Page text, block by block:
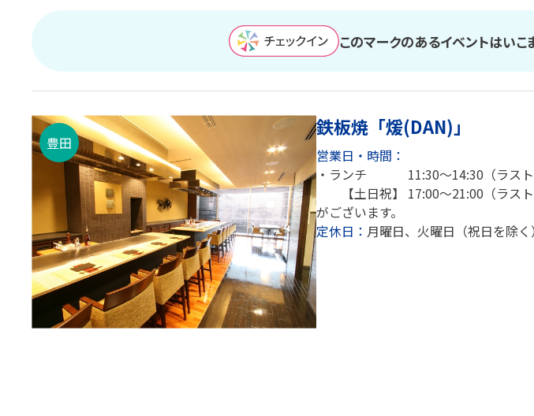
このマークのあるイベントはいこ
豊田
鉄板焼「煖(DAN)」
営業日・時間：
・ランチ 11:30～14:30（ラスト
【土日祝】 17:00～21:00（ラス
がございます。
定休日： 月曜日、火曜日（祝日を除く）